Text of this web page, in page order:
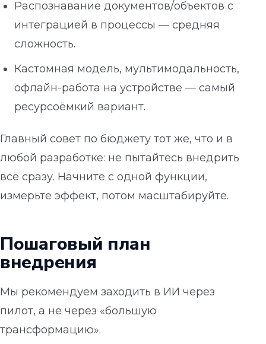
Распознавание документов/объектов с
интеграцией в процессы — средняя
сложность.
Кастомная модель, мультимодальность,
офлайн-работа на устройстве — самый
ресурсоёмкий вариант.
Главный совет по бюджету тот же, что и в
любой разработке: не пытайтесь внедрить
всё сразу. Начните с одной функции,
измерьте эффект, потом масштабируйте.
Пошаговый план
внедрения
Мы рекомендуем заходить в ИИ через
пилот, а не через «большую
трансформацию».